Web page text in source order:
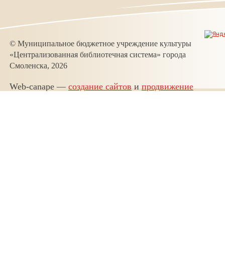
© Муниципальное бюджетное учреждение культуры
«Централизованная библиотечная система» города
Смоленска, 2026
Web-canape — создание сайтов ипродвижение